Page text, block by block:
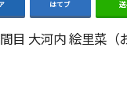
はてブ 送
目 大河内 絵里菜（